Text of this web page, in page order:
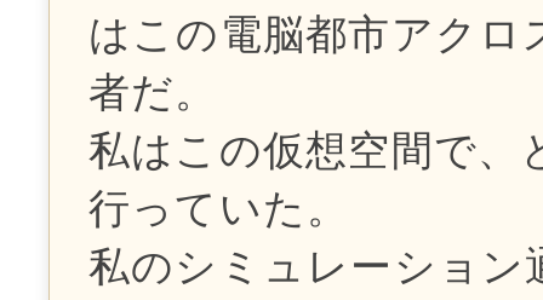
はこの電脳都市アクロ
者だ。
私はこの仮想空間で、
行っていた。
私のシミュレーション